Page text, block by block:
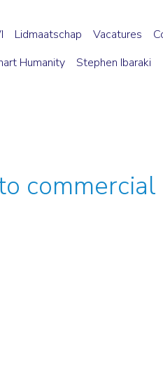
Humanity Stephen Ibaraki
Lidmaatschap Vacatures
commercial